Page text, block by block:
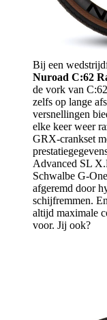
Bij een
Nuroad C:62
de vork van
zelfs op lange
versnellingen
elke keer weer
GRX-crankset
Advanced SL
Schwalbe G-
afgeremd door
schijfremmen.
altijd maximale
voor. Jij ook?